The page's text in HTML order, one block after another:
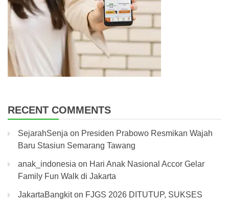
RECENT COMMENTS
SejarahSenja on Presiden Prabowo Resmikan Wajah
Baru Stasiun Semarang Tawang
anak_indonesia on Hari Anak Nasional Accor Gelar
Family Fun Walk di Jakarta
JakartaBangkiton FJGS 2026 DITUTUP, SUKSES